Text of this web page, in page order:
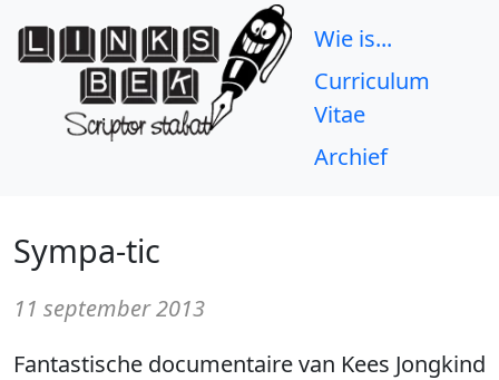
Wie is...
Curriculum
Vitae
Archief
Sympa-tic
11 september 2013
Fantastische documentaire van Kees Jongkind